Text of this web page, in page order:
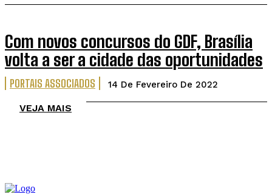
Com novos concursos do GDF, Brasília
volta a ser a cidade das oportunidades
PORTAIS ASSOCIADOS 14 De Fevereiro De 2022
VEJA MAIS